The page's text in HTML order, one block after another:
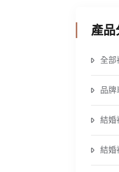
產品
全部
品牌
結婚
結婚